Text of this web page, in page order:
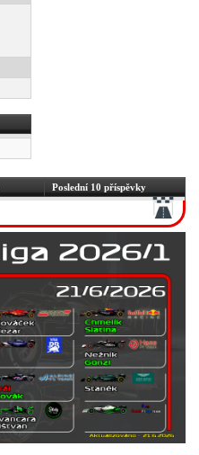
Poslední 10 příspěvky